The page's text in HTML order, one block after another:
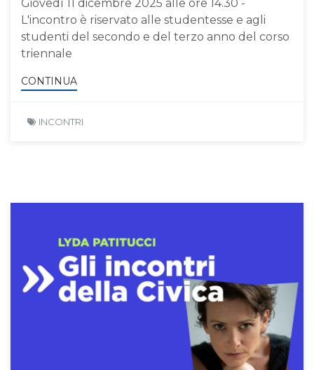
Giovedì 11 dicembre 2025 alle ore 14.30 -
L'incontro è riservato alle studentesse e agli
studenti del secondo e del terzo anno del corso
triennale
CONTINUA
INCONTRI